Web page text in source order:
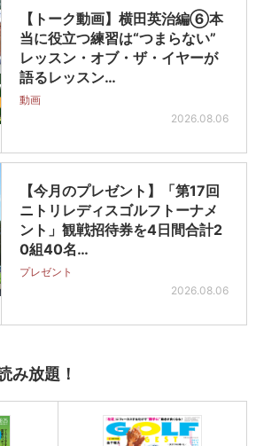
【トーク動画】横田英治編⑥本
当に役立つ練習は“つまらない”
レッスン・オブ・ザ・イヤーが
語るレッスン…
動画
2026.08.06
【今月のプレゼント】「第17回
ニトリレディスゴルフトーナメ
ント」観戦招待券を4日間合計2
0組40名…
プレゼント
2026.08.06
み放題！